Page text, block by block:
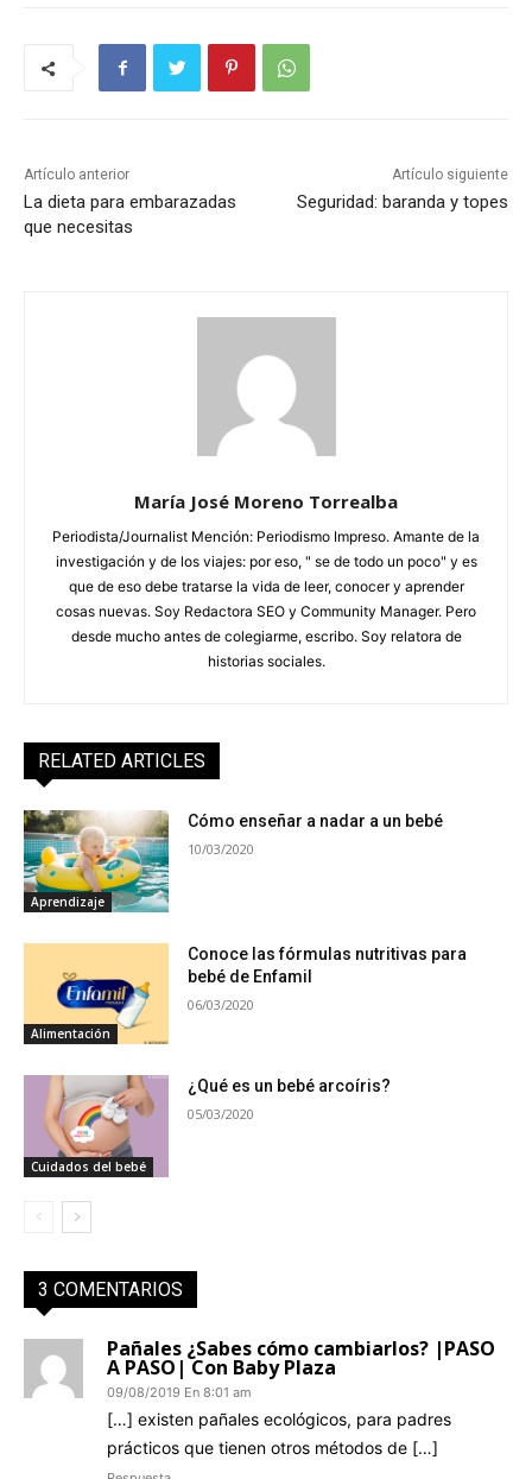
Artículo anterior
La dieta para embarazadas
que necesitas
Artículo siguiente
Seguridad: baranda y topes
María José Moreno Torrealba
Periodista/Journalist Mención: Periodismo Impreso. Amante de la
investigación y de los viajes: por eso, " se de todo un poco" y es
que de eso debe tratarse la vida de leer, conocer y aprender
cosas nuevas. Soy Redactora SEO y Community Manager. Pero
desde mucho antes de colegiarme, escribo. Soy relatora de
historias sociales.
RELATED ARTICLES
Aprendizaje
Cómo enseñar a nadar a un bebé
10/03/2020
Alimentación
Conoce las fórmulas nutritivas para
bebé de Enfamil
06/03/2020
Cuidados del bebé
¿Qué es un bebé arcoíris?
05/03/2020
3 COMENTARIOS
Pañales ¿Sabes cómo cambiarlos? |PASO
A PASO| Con Baby Plaza
09/08/2019 En 8:01 am
[…] existen pañales ecológicos, para padres
prácticos que tienen otros métodos de […]